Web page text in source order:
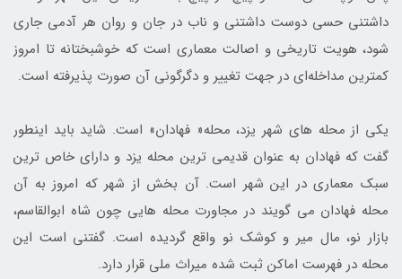
داشتنی حسی دوست­ داشتنی و ناب در جان و روان هر آدمی جاری
شود، هویت تاریخی و اصالت معماری است که خوشبختانه تا امروز
کمترین مداخله‌­ای در جهت تغییر و دگرگونی آن صورت پذیرفته است.
یکی از محله­ های شهر یزد، محله« فهادان» است. شاید باید اینطور
گفت که فهادان به عنوان قدیمی ­ترین محله یزد و دارای خاص ترین
سبک معماری در این شهر است. آن بخش از شهر که امروز به آن
محله فهادان می­ گویند در مجاورت محله ­هایی چون شاه ابوالقاسم،
بازار نو، مال میر و کوشک­ نو واقع گردیده است. گفتنی است این
محله در فهرست اماکن ثبت شده میراث ملی قرار دارد.